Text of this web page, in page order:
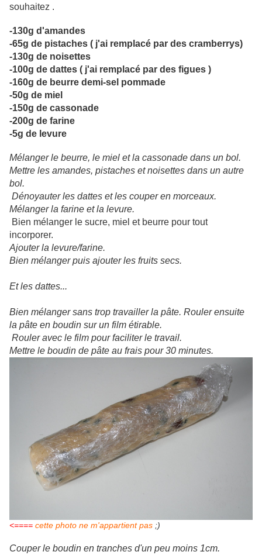
souhaitez .
-130g d'amandes
-65g de pistaches ( j'ai remplacé par des cramberrys)
-130g de noisettes
-100g de dattes ( j'ai remplacé par des figues )
-160g de beurre demi-sel pommade
-50g de miel
-150g de cassonade
-200g de farine
-5g de levure
Mélanger le beurre, le miel et la cassonade dans un bol.
Mettre les amandes, pistaches et noisettes dans un autre
bol.
Dénoyauter les dattes et les couper en morceaux.
Mélanger la farine et la levure.
Bien mélanger le sucre, miel et beurre pour tout
incorporer.
Ajouter la levure/farine.
Bien mélanger puis ajouter les fruits secs.
Et les dattes...
Bien mélanger sans trop travailler la pâte. Rouler ensuite
la pâte en boudin sur un film étirable.
Rouler avec le film pour faciliter le travail.
Mettre le boudin de pâte au frais pour 30 minutes.
<==== cette photo ne m'appartient pas ;)
Couper le boudin en tranches d'un peu moins 1cm.